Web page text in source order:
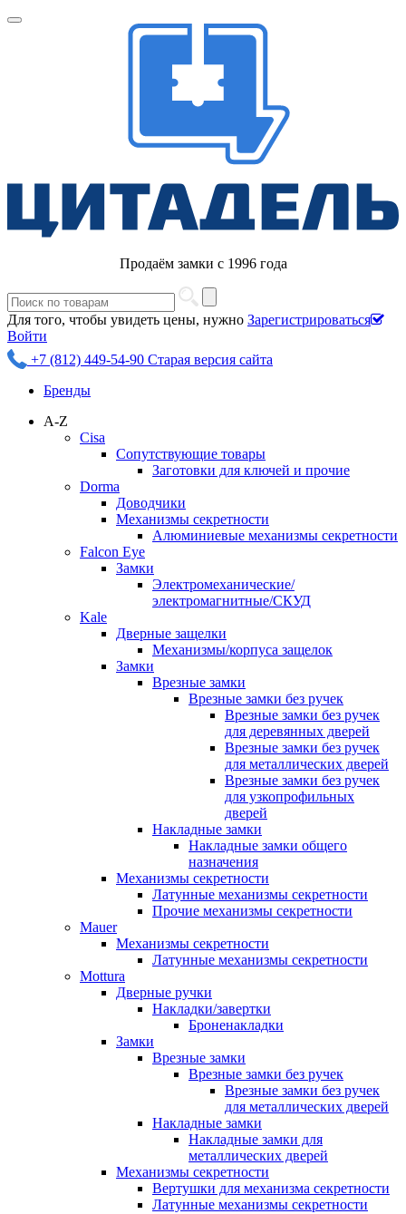
Продаём замки с 1996 года
Для того, чтобы увидеть цены, нужно Зарегистрироваться
Войти
+7 (812) 449-54-90 Старая версия сайта
Бренды
A-Z
Cisa
Сопутствующие товары
Заготовки для ключей и прочие
Dorma
Доводчики
Механизмы секретности
Алюминиевые механизмы секретности
Falcon Eye
Замки
Электромеханические/
электромагнитные/СКУД
Kale
Дверные защелки
Механизмы/корпуса защелок
Замки
Врезные замки
Врезные замки без ручек
Врезные замки без ручек
для деревянных дверей
Врезные замки без ручек
для металлических дверей
Врезные замки без ручек
для узкопрофильных
дверей
Накладные замки
Накладные замки общего
назначения
Механизмы секретности
Латунные механизмы секретности
Прочие механизмы секретности
Mauer
Механизмы секретности
Латунные механизмы секретности
Mottura
Дверные ручки
Накладки/завертки
Броненакладки
Замки
Врезные замки
Врезные замки без ручек
Врезные замки без ручек
для металлических дверей
Накладные замки
Накладные замки для
металлических дверей
Механизмы секретности
Вертушки для механизма секретности
Латунные механизмы секретности